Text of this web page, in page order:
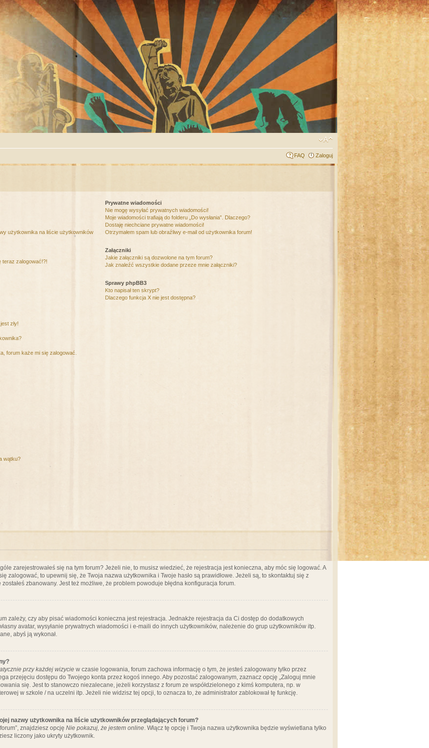
FAQ Zaloguj
użytkownika na liście użytkowników
teraz zalogować!?!
zły!
forum każe mi się zalogować.
wątku?
Prywatne wiadomości
Nie mogę wysyłać prywatnych wiadomości!
Moje wiadomości trafiają do folderu „Do wysłania”. Dlaczego?
Dostaję niechciane prywatne wiadomości!
Otrzymałem spam lub obraźliwy e-mail od użytkownika forum!
Załączniki
Jakie załączniki są dozwolone na tym forum?
Jak znaleźć wszystkie dodane przeze mnie załączniki?
Sprawy phpBB3
Kto napisał ten skrypt?
Dlaczego funkcja X nie jest dostępna?
zarejestrowałeś się na tym forum? Jeżeli nie, to musisz wiedzieć, że rejestracja jest konieczna, aby móc się logować. A
zalogować, to upewnij się, że Twoja nazwa użytkownika i Twoje hasło są prawidłowe. Jeżeli są, to skontaktuj się z
zbanowany. Jest też możliwe, że problem powoduje błędna konfiguracja forum.
zależy, czy aby pisać wiadomości konieczna jest rejestracja. Jednakże rejestracja da Ci dostęp do dodatkowych
avatar, wysyłanie prywatnych wiadomości i e-maili do innych użytkowników, należenie do grup użytkowników itp.
abyś ją wykonał.
przy każdej wizycie w czasie logowania, forum zachowa informację o tym, że jesteś zalogowany tylko przez
przejęciu dostępu do Twojego konta przez kogoś innego. Aby pozostać zalogowanym, zaznacz opcję „Zaloguj mnie
się. Jest to stanowczo niezalecane, jeżeli korzystasz z forum ze współdzielonego z kimś komputera, np. w
w szkole / na uczelni itp. Jeżeli nie widzisz tej opcji, to oznacza to, że administrator zablokował tę funkcję.
nazwy użytkownika na liście użytkowników przeglądających forum?
znajdziesz opcję Nie pokazuj, że jestem online. Włącz tę opcję i Twoja nazwa użytkownika będzie wyświetlana tylko
liczony jako ukryty użytkownik.